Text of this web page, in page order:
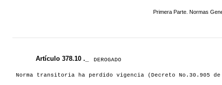
Primera Parte. Normas
Artículo 378.10 ._ DEROGADO
Norma transitoria ha perdido vigencia (Decreto No.30.905